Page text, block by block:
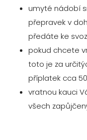
umyté nádobí
přepravek v
předáte ke
pokud chcete
toto je za
příplatek cca
vratnou kauci
všech